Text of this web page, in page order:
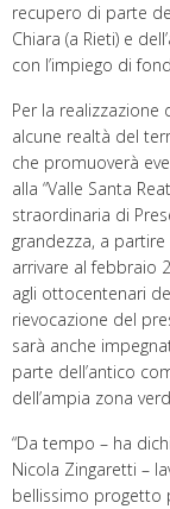
recupero di parte
Chiara (a Rieti) e
con l’impiego di
Per la realizzazione
alcune realtà del
che promuoverà
alla “Valle Santa
straordinaria di
grandezza, a
arrivare al febbraio
agli ottocentenari
rievocazione del
sarà anche
parte dell’antico
dell’ampia zona
“Da tempo – ha
Nicola Zingaretti –
bellissimo progetto